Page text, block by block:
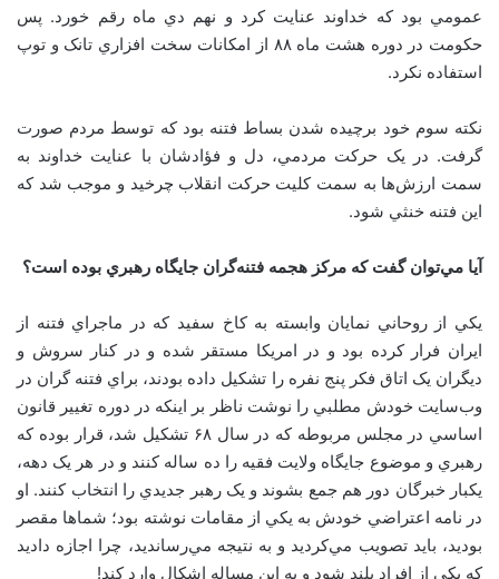
عمومي بود که خداوند عنايت کرد و نهم دي ماه رقم خورد. پس
حکومت در دوره هشت ماه ۸۸ از امکانات سخت افزاري تانک و توپ
استفاده نکرد.
نکته سوم خود برچيده شدن بساط فتنه بود که توسط مردم صورت
گرفت. در يک حرکت مردمي، دل و فؤادشان با عنايت خداوند به
سمت ارزش‌ها به سمت کليت حرکت انقلاب چرخيد و موجب شد که
اين فتنه خنثي شود.
آيا مي‌توان گفت که مرکز هجمه فتنه‌گران جايگاه رهبري بوده است؟
يکي از روحاني نمايان وابسته به کاخ سفيد که در ماجراي فتنه از
ايران فرار کرده بود و در امريکا مستقر شده و در کنار سروش و
ديگران يک اتاق فکر پنج نفره را تشکيل داده بودند، براي فتنه گران در
وب‌سايت خودش مطلبي را نوشت ناظر بر اينکه در دوره تغيير قانون
اساسي در مجلس مربوطه که در سال ۶۸ تشکيل شد، قرار بوده که
رهبري و موضوع جايگاه ولايت فقيه را ده ساله کنند و در هر يک دهه،
يکبار خبرگان دور هم جمع بشوند و يک رهبر جديدي را انتخاب کنند. او
در نامه اعتراضي خودش به يکي از مقامات نوشته بود؛ شماها مقصر
بوديد، بايد تصويب مي‌کرديد و به نتيجه مي‌رسانديد، چرا اجازه داديد
که يکي از افراد بلند شود و به اين مساله اشکال وارد کند!